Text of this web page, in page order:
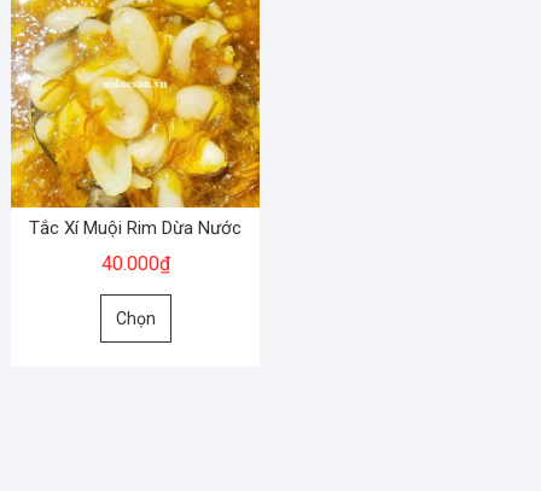
Tắc Xí Muội Rim Dừa Nước
40.000₫
Chọn
Sản